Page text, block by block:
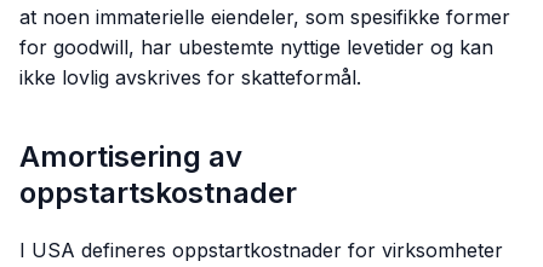
at noen immaterielle eiendeler, som spesifikke former
for goodwill, har ubestemte nyttige levetider og kan
ikke lovlig avskrives for skatteformål.
Amortisering av
oppstartskostnader
I USA defineres oppstartkostnader for virksomheter